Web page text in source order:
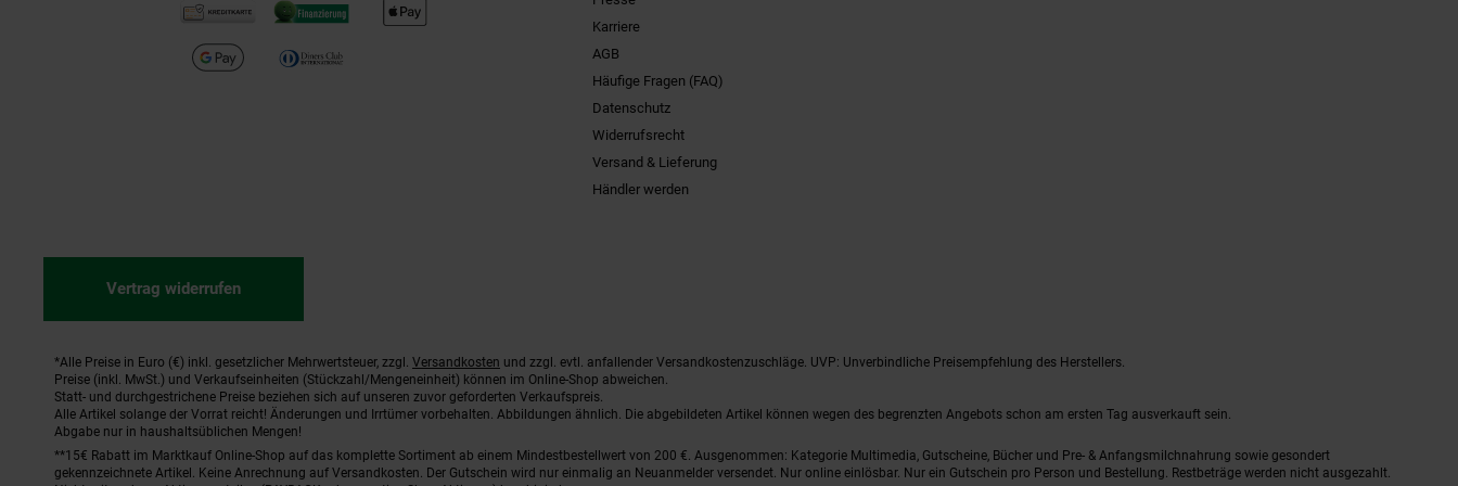
Karriere
AGB
Häufige Fragen (FAQ)
Datenschutz
Widerrufsrecht
Versand & Lieferung
Händler werden
Vertrag widerrufen
Fußnoten
*Alle Preise in Euro (€) inkl. gesetzlicher Mehrwertsteuer, zzgl. Versandkosten und zzgl. evtl. anfallender Versandkostenzuschläge. UVP: Unverbindliche Preisempfehlung des Herstellers.
Preise (inkl. MwSt.) und Verkaufseinheiten (Stückzahl/Mengeneinheit) können im Online-Shop abweichen.
Statt- und durchgestrichene Preise beziehen sich auf unseren zuvor geforderten Verkaufspreis.
Alle Artikel solange der Vorrat reicht! Änderungen und Irrtümer vorbehalten. Abbildungen ähnlich. Die abgebildeten Artikel können wegen des begrenzten Angebots schon am ersten Tag ausverkauft sein.
Abgabe nur in haushaltsüblichen Mengen!
**15€ Rabatt im Marktkauf Online-Shop auf das komplette Sortiment ab einem Mindestbestellwert von 200 €. Ausgenommen: Kategorie Multimedia, Gutscheine, Bücher und Pre- & Anfangsmilchnahrung sowie gesondert
gekennzeichnete Artikel. Keine Anrechnung auf Versandkosten. Der Gutschein wird nur einmalig an Neuanmelder versendet. Nur online einlösbar. Nur ein Gutschein pro Person und Bestellung. Restbeträge werden nicht ausgezahlt.